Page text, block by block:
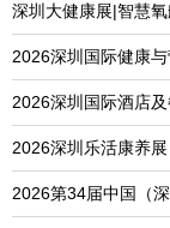
深圳大健康展|智慧
2026深圳国际健康
2026深圳国际酒店
2026深圳乐活康养
2026第34届中国（